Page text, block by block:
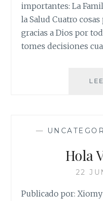
importantes: La
la Salud Cuatro
gracias a Dios por
tomes decisiones
—
Hola
22
Publicado por: